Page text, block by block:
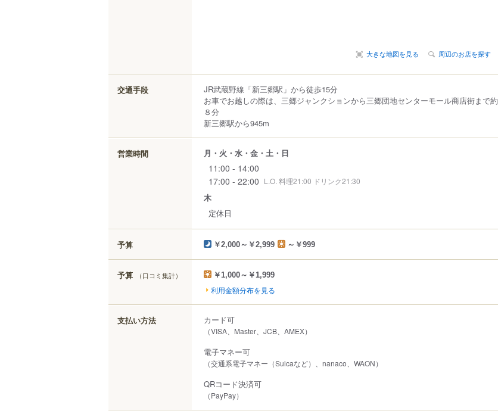
大きな地図を見る 周辺のお店を探す
交通手段
JR武蔵野線「新三郷駅」から徒歩15分
お車でお越しの際は、三郷ジャンクションから三郷団地センターモール商店街まで約
８分
新三郷駅から945m
営業時間 月・火・水・金・土・日
11:00 - 14:00
17:00 - 22:00 L.O. 料理21:00 ドリンク21:30
木
定休日
予算 ￥2,000～￥2,999 ～￥999
予算 （口コミ集計） ￥1,000～￥1,999
利用金額分布を見る
支払い方法 カード可
（VISA、Master、JCB、AMEX）
電子マネー可
（交通系電子マネー（Suicaなど）、nanaco、WAON）
QRコード決済可
（PayPay）